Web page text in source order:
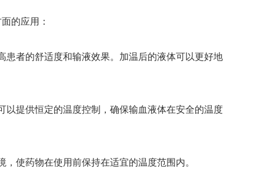
的应用：
患者的舒适度和输液效果。加温后的液体可以更好地
以提供恒定的温度控制，确保输血液体在安全的温度
使药物在使用前保持在适宜的温度范围内。